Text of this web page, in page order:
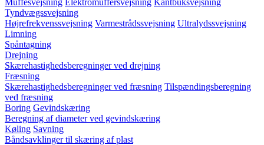
Muffesvejsning Elektromuffersvejsning Kantbuksvejsning
Tyndvægssvejsning
Højrefrekvenssvejsning Varmestrådssvejsning Ultralydssvejsning
Limning
Spåntagning
Drejning
Skærehastighedsberegninger ved drejning
Fræsning
Skærehastighedsberegninger ved fræsning Tilspændingsberegning
ved fræsning
Boring Gevindskæring
Beregning af diameter ved gevindskæring
Køling Savning
Båndsavklinger til skæring af plast